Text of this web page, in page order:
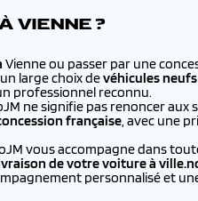
VIENNE ?
Vienne ou passer par une
large choix devéhicules
professionnel reconnu.
ne signifie pas renoncer
française, avec une
vous accompagne dans
de votre voiture à
personnalisé et